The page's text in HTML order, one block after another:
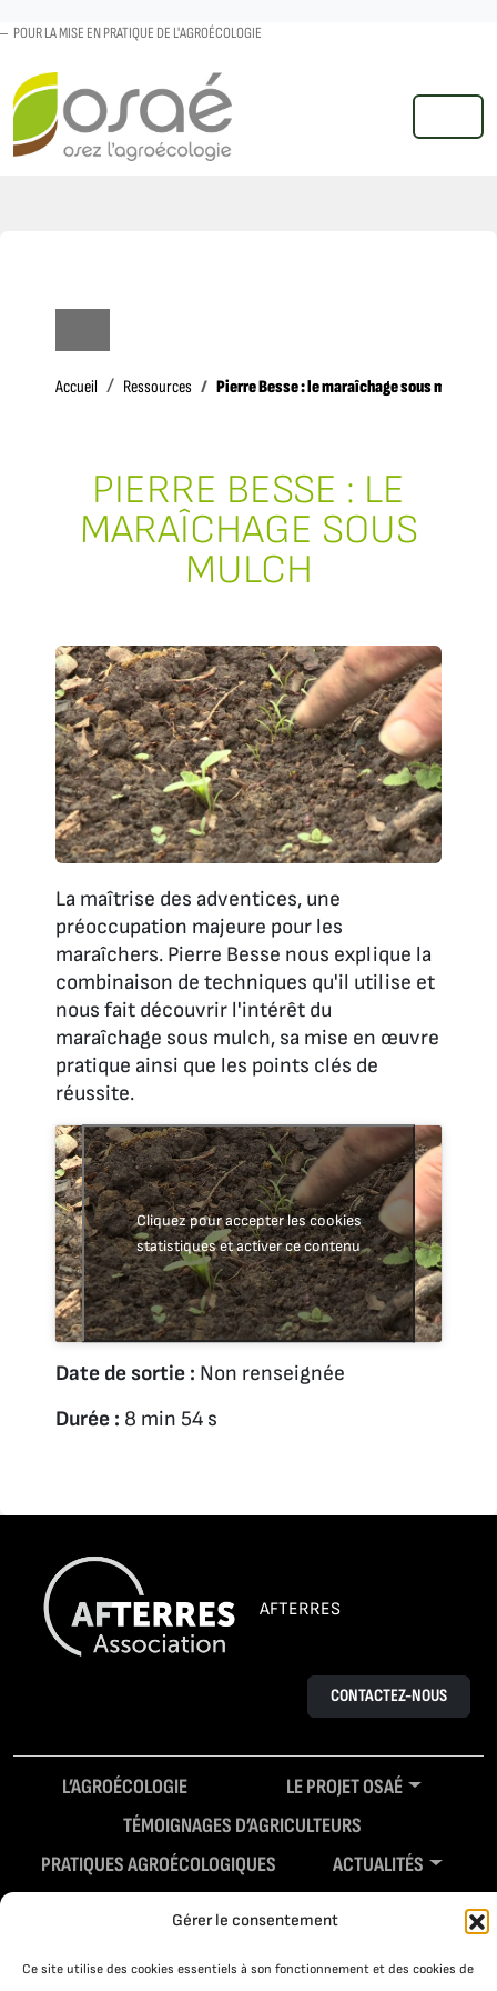
Gérer le consentement
Ce site utilise des cookies essentiels à son fonctionnement et des cookies de
POUR LA MISE EN PRATIQUE DE L'AGROÉCOLOGIE
MENU
Accueil AccueilRessources Pierre Besse : le maraîchage sous mulch
PIERRE BESSE : LE
MARAÎCHAGE SOUS
MULCH
La maîtrise des adventices, une
préoccupation majeure pour les
maraîchers. Pierre Besse nous explique la
combinaison de techniques qu'il utilise et
nous fait découvrir l'intérêt du
maraîchage sous mulch, sa mise en œuvre
pratique ainsi que les points clés de
réussite.
Cliquez pour accepter les cookies
statistiques et activer ce contenu
Date de sortie : Non renseignée
Durée : 8 min 54 s
AFTERRES
CONTACTEZ-NOUS
L’AGROÉCOLOGIE
LE PROJET OSAÉ
TÉMOIGNAGES D’AGRICULTEURS
PRATIQUES AGROÉCOLOGIQUES
ACTUALITÉS